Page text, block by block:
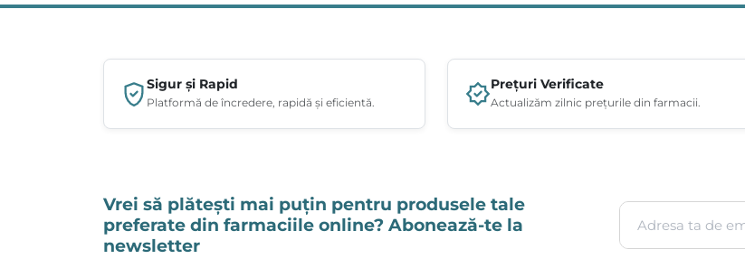
Sigur și Rapid
Platformă de încredere, rapidă și eficientă.
Prețuri Verificate
Actualizăm zilnic prețurile din farmacii.
Vrei să plătești mai puțin pentru produsele tale
preferate din farmaciile online? Abonează-te la
newsletter
Adresa ta de email